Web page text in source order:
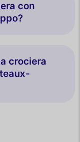
con
crociera